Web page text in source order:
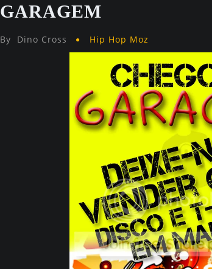
GARAGEM
By Dino Cross Hip Hop Moz